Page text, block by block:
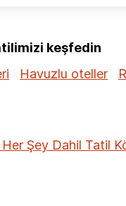
keşfedin
Havuzlu oteller
Şey Dahil Tatil